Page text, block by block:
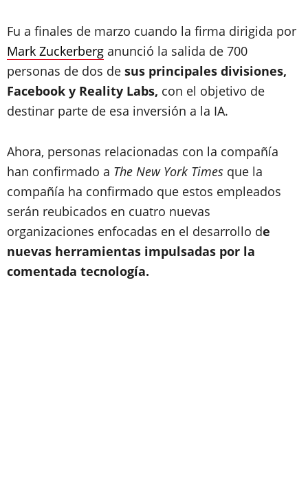
Fu a finales de marzo cuando la firma dirigida por
Mark Zuckerberg anunció la salida de 700
personas de dos de sus principales divisiones,
Facebook y Reality Labs, con el objetivo de
destinar parte de esa inversión a la IA.
Ahora, personas relacionadas con la compañía
han confirmado a The New York Times que la
compañía ha confirmado que estos empleados
serán reubicados en cuatro nuevas
organizaciones enfocadas en el desarrollo de
nuevas herramientas impulsadas por la
comentada tecnología.